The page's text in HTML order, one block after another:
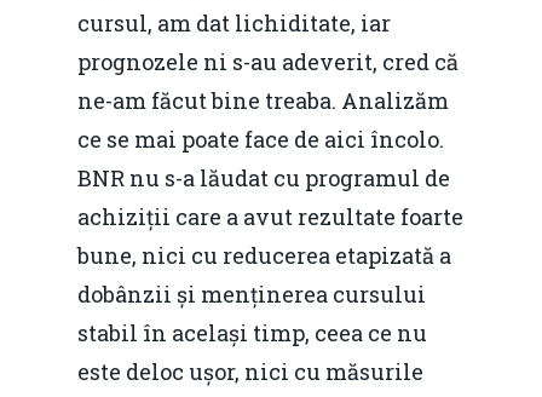
cursul, am dat lichiditate, iar
prognozele ni s-au adeverit, cred că
ne-am făcut bine treaba. Analizăm
ce se mai poate face de aici încolo.
BNR nu s-a lăudat cu programul de
achiziții care a avut rezultate foarte
bune, nici cu reducerea etapizată a
dobânzii și menținerea cursului
stabil în același timp, ceea ce nu
este deloc ușor, nici cu măsurile